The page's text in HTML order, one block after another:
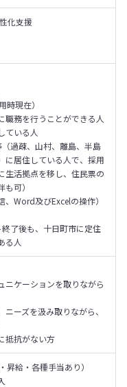
化支援
時現在）
職務を行うことができる人
ている人
過疎、山村、離島、半島
に居住している人で、採用
生活拠点を移し、住民票の
可）
、Word及びExcelの操作）
了後も、十日町市に定住
る人
ニケーションを取りながら
ーズを汲み取りながら、
抵抗がない方
昇給・各種手当あり）